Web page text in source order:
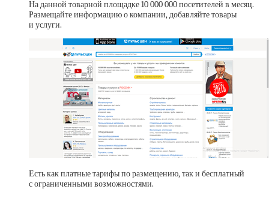
На данной товарной площадке 10 000 000 посетителей в месяц.
Размещайте информацию о компании, добавляйте товары
и услуги.
Есть как платные тарифы по размещению, так и бесплатный
с ограниченными возможностями.